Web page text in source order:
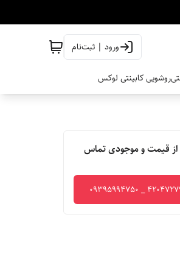
ورود | ثبت‌نام
روشویی کابینتی لوکس
قیمت و موجودی تماس